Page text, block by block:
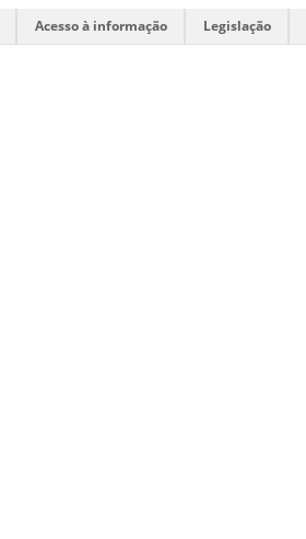
Acesso à informação Legislação